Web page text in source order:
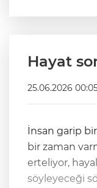
Hayat
25.06.2026
İnsan garip
bir zaman
erteliyor,
söyleyeceği